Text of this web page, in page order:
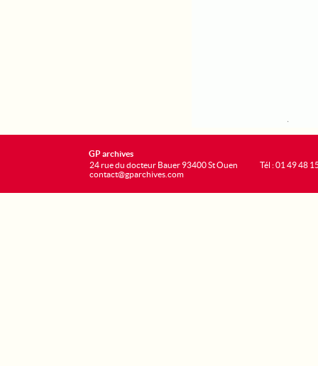
GP archives
24 rue du docteur Bauer 93400 St Ouen
contact@gparchives.com
Tél : 01 49 48